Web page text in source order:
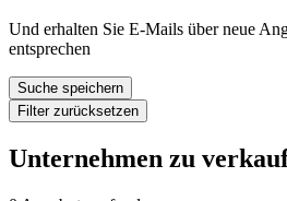
Und erhalten Sie E-Mails über neue
entsprechen
Suche speichern
Filter zurücksetzen
Unternehmen zu